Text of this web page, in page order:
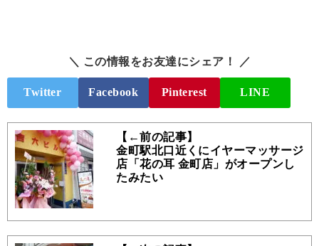
＼ この情報をお友達にシェア！ ／
Twitter Facebook Pinterest LINE
【←前の記事】
金町駅北口近くにイヤーマッサージ
店「花の耳 金町店」がオープンし
たみたい